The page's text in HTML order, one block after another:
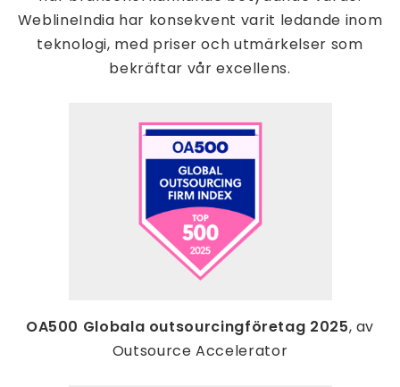
WeblineIndia har konsekvent varit ledande inom
teknologi, med priser och utmärkelser som
bekräftar vår excellens.
OA500 Globala outsourcingföretag 2025, av
Outsource Accelerator